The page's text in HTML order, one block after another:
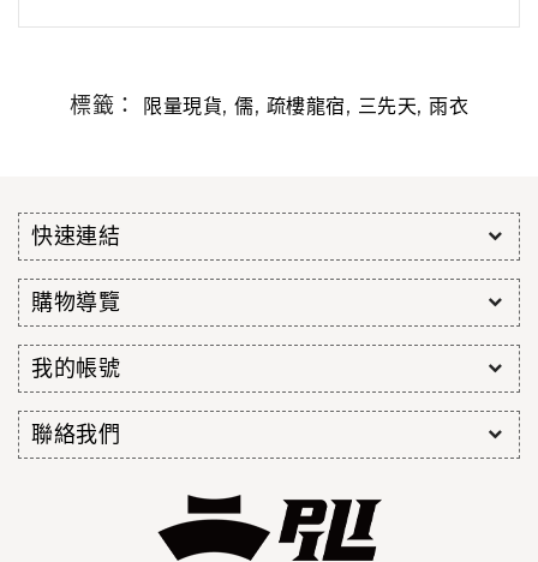
標籤： 限量現貨, 儒, 疏樓龍宿, 三先天, 雨衣
快速連結
購物導覽
我的帳號
聯絡我們